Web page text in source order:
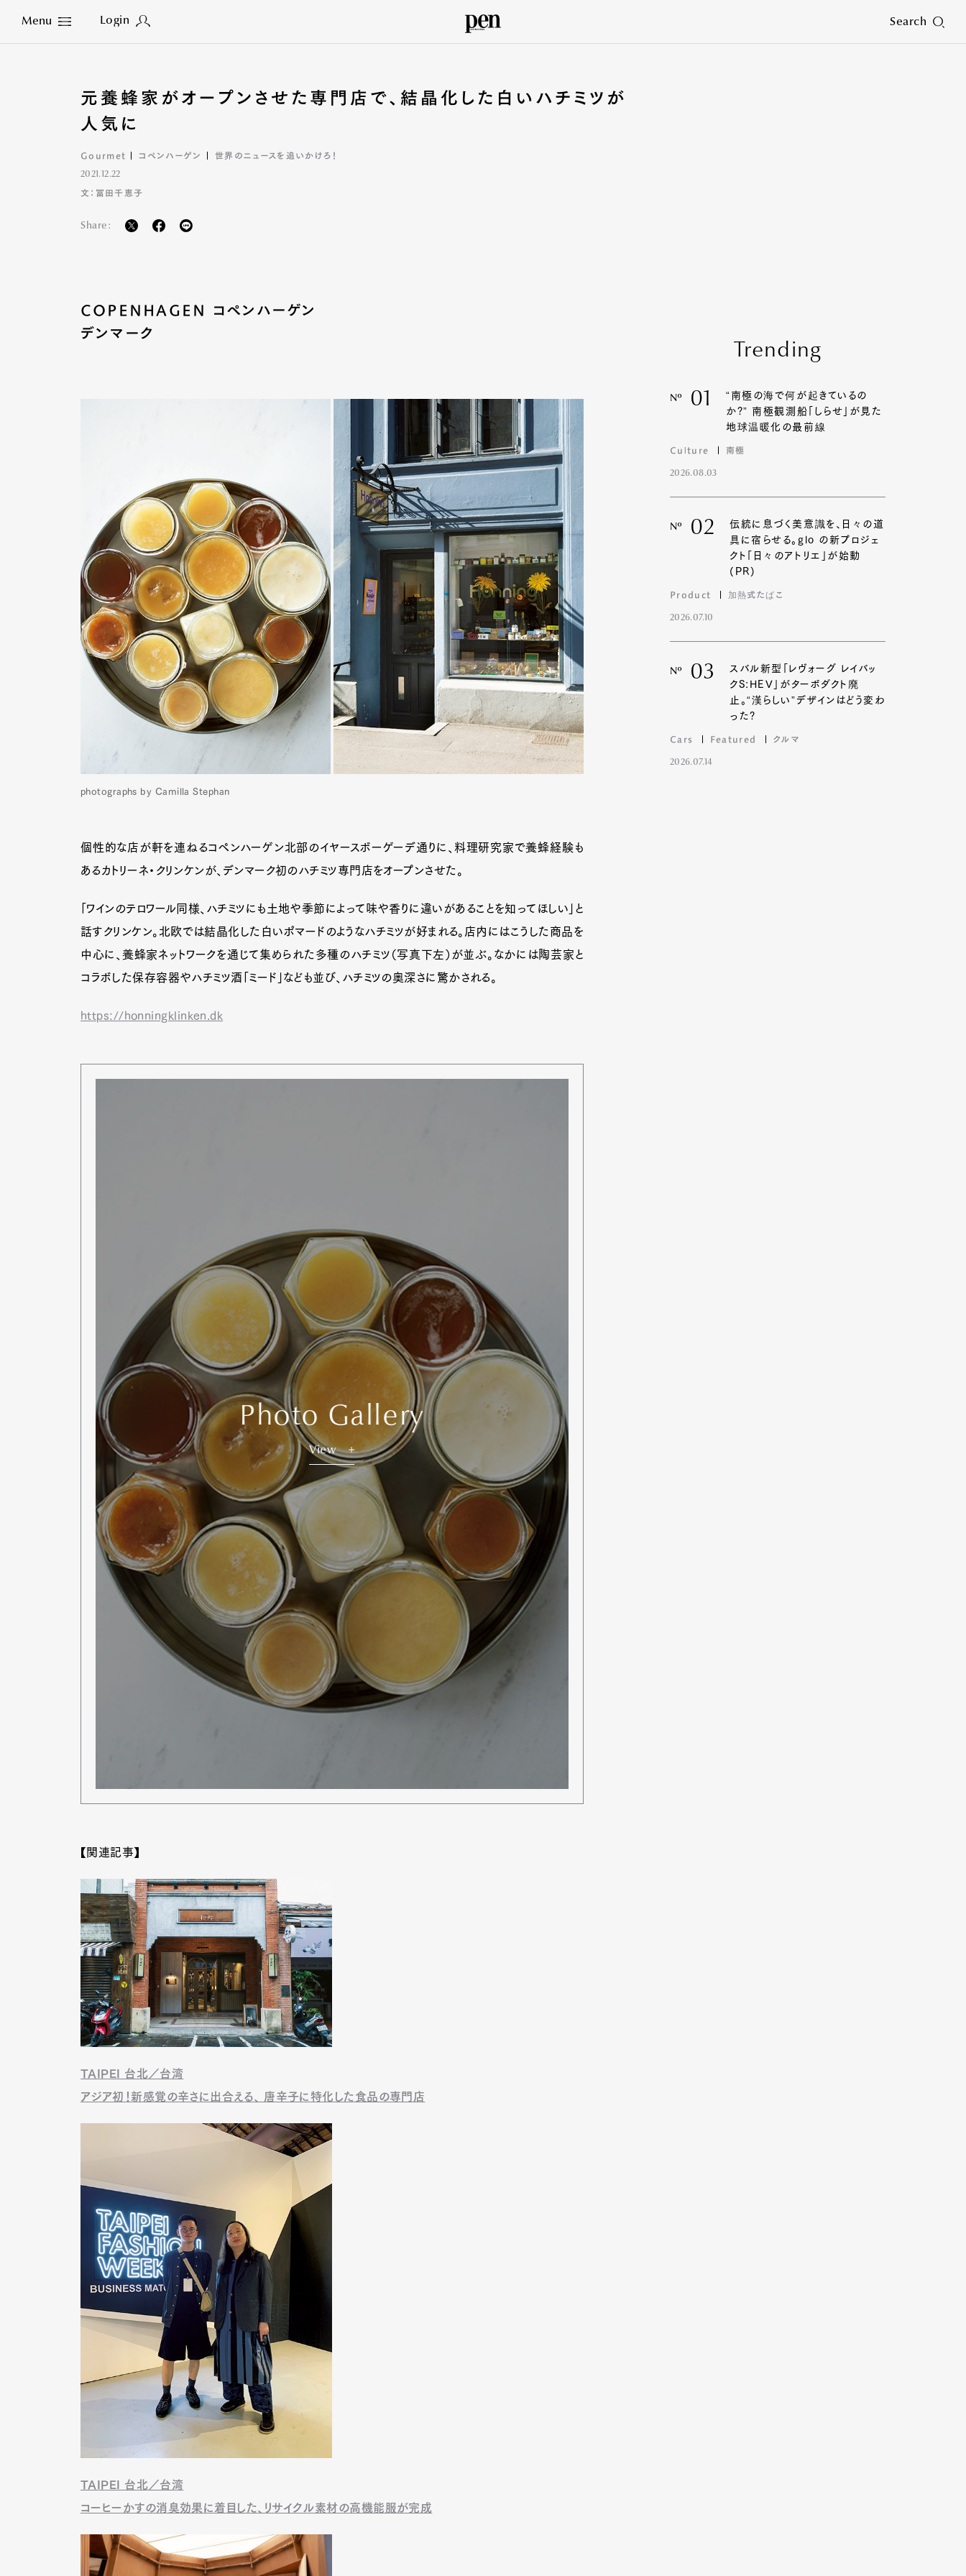
Menu Login Search
Close
Art&Design
Fashion
Gourmet
Cars Product
Lifestyle
Pen Membership Magazine Official Columnist
元養蜂家がオープンさせた専門店で、結晶化した白いハチミツが
人気に
Gourmet コペンハーゲン 世界のニュースを追いかけろ！
2021.12.22
文：冨田千恵子
Share:
COPENHAGEN コペンハーゲン
デンマーク
photographs by Camilla Stephan
個性的な店が軒を連ねるコペンハーゲン北部のイヤースボーゲーデ通りに、料理研究家で養蜂経験も
あるカトリーネ・クリンケンが、デンマーク初のハチミツ専門店をオープンさせた。
「ワインのテロワール同様、ハチミツにも土地や季節によって味や香りに違いがあることを知ってほしい」と
話すクリンケン。北欧では結晶化した白いポマードのようなハチミツが好まれる。店内にはこうした商品を
中心に、養蜂家ネットワークを通じて集められた多種のハチミツ（写真下左）が並ぶ。なかには陶芸家と
コラボした保存容器やハチミツ酒「ミード」なども並び、ハチミツの奥深さに驚かされる。
https://honningklinken.dk
Photo Gallery
View
【関連記事】
TAIPEI 台北／台湾
アジア初！新感覚の辛さに出合える、 唐辛子に特化した食品の専門店
TAIPEI 台北／台湾
コーヒーかすの消臭効果に着目した、リサイクル素材の高機能服が完成
Trending
Nº 01
“南極の海で何が起きているの
か?” 南極観測船「しらせ」が見た
地球温暖化の最前線
Culture 南極
2026.08.03
Nº 02
伝統に息づく美意識を、日々の道
具に宿らせる。glo の新プロジェ
クト「日々のアトリエ」が始動
(PR)
Product 加熱式たばこ
2026.07.10
Nº 03
スバル新型「レヴォーグ レイバッ
クS:HEV」がターボダクト廃
止。“漢らしい”デザインはどう変わ
った?
Cars Featured クルマ
2026.07.14